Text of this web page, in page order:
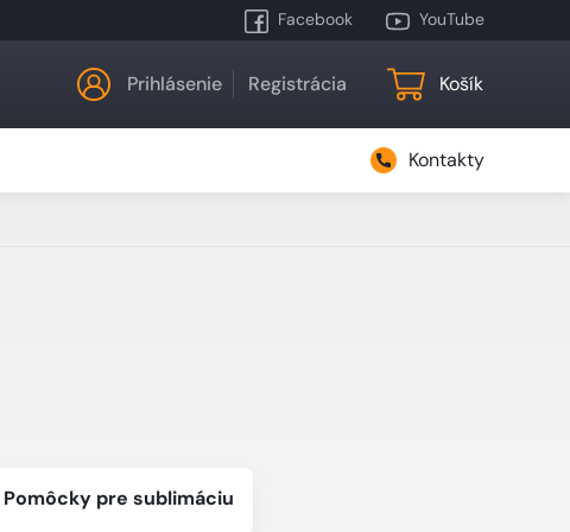
Facebook YouTube
Prihlásenie Registrácia Košík
Kontakty
Pomôcky pre sublimáciu